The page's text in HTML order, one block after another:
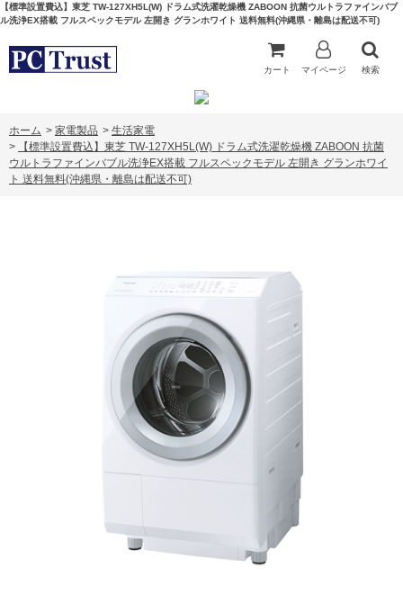
【標準設置費込】東芝 TW-127XH5L(W) ドラム式洗濯乾燥機 ZABOON 抗菌ウルトラファインバブ
ル洗浄EX搭載 フルスペックモデル 左開き グランホワイト 送料無料(沖縄県・離島は配送不可)
カート マイページ 検索
ホーム > 家電製品 > 生活家電
>
【標準設置費込】東芝 TW-127XH5L(W) ドラム式洗濯乾燥機 ZABOON 抗菌
ウルトラファインバブル洗浄EX搭載 フルスペックモデル 左開き グランホワイ
ト 送料無料(沖縄県・離島は配送不可)